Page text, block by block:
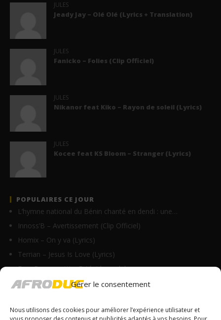
Gérer le consentement
Nous utilisons des cookies pour améliorer l’expérience utilisateur et
JULES
Jeady Jay – Olé Olé (Lyrics + Translation)
JULES
Fanicko – Folies (Clip Officiel)
JULES
Nikanor feat Kiko – Rayon de soleil (Lyrics)
JULES
Kocee feat KS Bloom – Stranger (Lyrics)
POPULAIRES CE JOUR
L’hymne national du Bénin chanté en dendi : une…
Innoss’B – Avertissement (Clip Officiel)
Homix – On y va (Lyrics)
Terrian – Jesus Is Love (Lyrics)
Eros Ramazzotti – Estúpidas palabras…
RnBoi feat Ayra Starr – Mon Bébé (Clip Officiel)
Mbosso – Darasa La Saba (Clip Officiel)